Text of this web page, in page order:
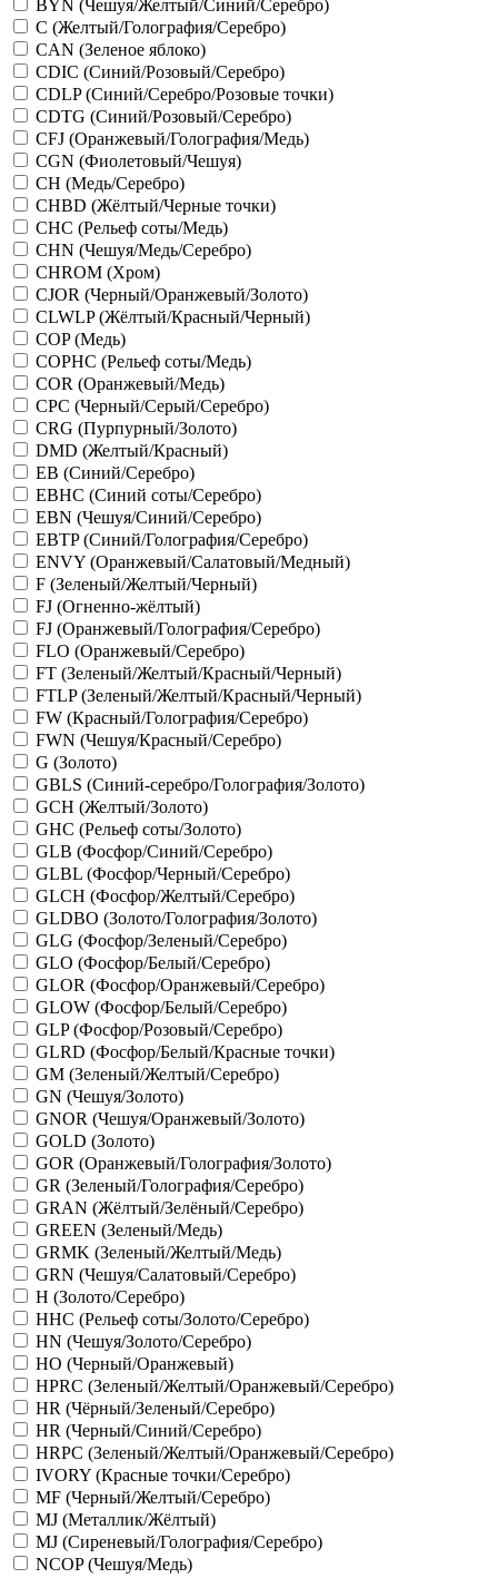
BYN (Чешуя/Желтый/Синий/Серебро)
C (Желтый/Голография/Серебро)
CAN (Зеленое яблоко)
CDIC (Синий/Розовый/Серебро)
CDLP (Синий/Серебро/Розовые точки)
CDTG (Синий/Розовый/Серебро)
CFJ (Оранжевый/Голография/Медь)
CGN (Фиолетовый/Чешуя)
CH (Медь/Серебро)
CHBD (Жёлтый/Черные точки)
CHC (Рельеф соты/Медь)
CHN (Чешуя/Медь/Серебро)
CHROM (Хром)
CJOR (Черный/Оранжевый/Золото)
CLWLP (Жёлтый/Красный/Черный)
COP (Медь)
COPHC (Рельеф соты/Медь)
COR (Оранжевый/Медь)
CPC (Черный/Серый/Серебро)
CRG (Пурпурный/Золото)
DMD (Желтый/Красный)
EB (Синий/Серебро)
EBHC (Синий соты/Серебро)
EBN (Чешуя/Синий/Серебро)
EBTP (Синий/Голография/Серебро)
ENVY (Оранжевый/Салатовый/Медный)
F (Зеленый/Желтый/Черный)
FJ (Огненно-жёлтый)
FJ (Оранжевый/Голография/Серебро)
FLO (Оранжевый/Серебро)
FT (Зеленый/Желтый/Красный/Черный)
FTLP (Зеленый/Желтый/Красный/Черный)
FW (Красный/Голография/Серебро)
FWN (Чешуя/Красный/Серебро)
G (Золото)
GBLS (Синий-серебро/Голография/Золото)
GCH (Желтый/Золото)
GHC (Рельеф соты/Золото)
GLB (Фосфор/Синий/Серебро)
GLBL (Фосфор/Черный/Серебро)
GLCH (Фосфор/Желтый/Серебро)
GLDBO (Золото/Голография/Золото)
GLG (Фосфор/Зеленый/Серебро)
GLO (Фосфор/Белый/Серебро)
GLOR (Фосфор/Оранжевый/Серебро)
GLOW (Фосфор/Белый/Серебро)
GLP (Фосфор/Розовый/Серебро)
GLRD (Фосфор/Белый/Красные точки)
GM (Зеленый/Желтый/Серебро)
GN (Чешуя/Золото)
GNOR (Чешуя/Оранжевый/Золото)
GOLD (Золото)
GOR (Оранжевый/Голография/Золото)
GR (Зеленый/Голография/Серебро)
GRAN (Жёлтый/Зелёный/Серебро)
GREEN (Зеленый/Медь)
GRMK (Зеленый/Желтый/Медь)
GRN (Чешуя/Салатовый/Серебро)
H (Золото/Серебро)
HHC (Рельеф соты/Золото/Серебро)
HN (Чешуя/Золото/Серебро)
HO (Черный/Оранжевый)
HPRC (Зеленый/Желтый/Оранжевый/Серебро)
HR (Чёрный/Зеленый/Серебро)
HR (Черный/Синий/Серебро)
HRPC (Зеленый/Желтый/Оранжевый/Серебро)
IVORY (Красные точки/Серебро)
MF (Черный/Желтый/Серебро)
MJ (Металлик/Жёлтый)
MJ (Сиреневый/Голография/Серебро)
NCOP (Чешуя/Медь)